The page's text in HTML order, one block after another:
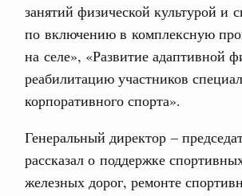
занятий физической культурой и
по включению в комплексную
на селе», «Развитие адаптивной
реабилитацию участников
корпоративного спорта».
Генеральный директор –
рассказал о поддержке
железных дорог, ремонте
Чрезвычайные ситуации и ликвидация их
провёл заседание
чрезвычайной
проливе
Среднее профессиональное образование
Установлен
абитуриентов колледжей и